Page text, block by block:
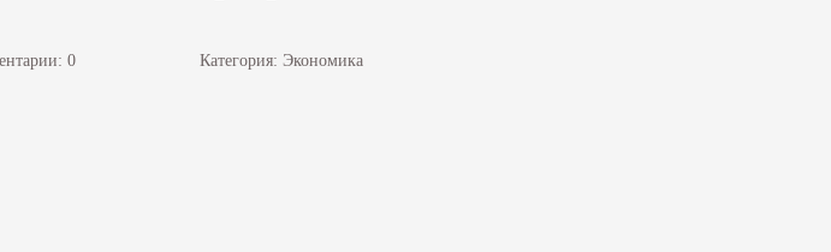
0 Категория: Экономика